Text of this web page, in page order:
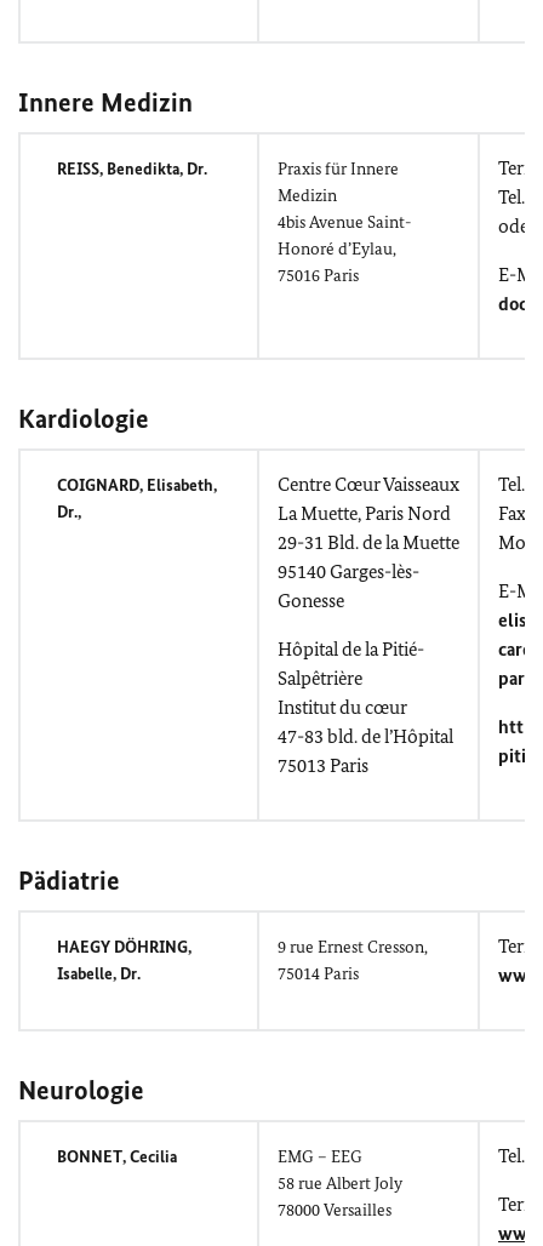
Innere Medizin
REISS, Benedikta, Dr.
Praxis für Innere
Medizin
4bisAvenue Saint-
Honoré d’Eylau,
75016 Paris
Tel.:
oder
E-
Kardiologie
COIGNARD, Elisabeth,
Dr.,
Centre Cœur Vaisseaux
La Muette, Paris Nord
29-31 Bld. de la Muette
95140Garges-lès-
Gonesse
Hôpital de la Pitié-
Salpêtrière
Institut du cœur
47-83 bld. de l’Hôpital
75013 Paris
Tel.:
Fax:
E-
Pädiatrie
HAEGY DÖHRING,
Isabelle, Dr.
9rue Ernest Cresson,
75014 Paris
Neurologie
BONNET, Cecilia
EMG – EEG
58rue Albert Joly
78000Versailles
Tel.: